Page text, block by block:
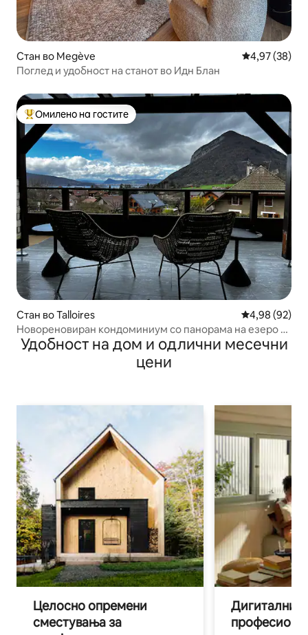
Стан во Megève Просечна
4,97 (38)
Поглед и удобност на станот во Идн Блан
Меѓу најуспешните „Омилени на гостите“
Омилено на гостите
Стан во Talloires Просечна
4,98 (92)
Новореновиран кондоминиум со панорама на езеро и
планина
Удобност на дом и одлични месечни
цени
Целосно опремени
сместувања за
Дигитални